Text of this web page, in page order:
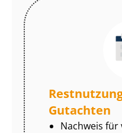
Gutachten
Nachweis für